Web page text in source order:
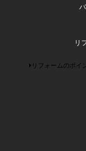
リ
リフォームのポイ